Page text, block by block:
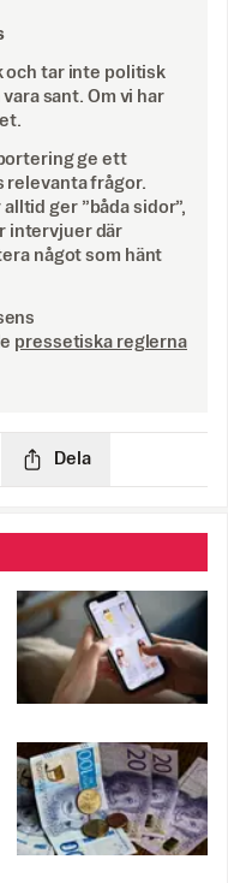
och tar inte politisk
sant. Om vi har
ge ett
relevanta frågor.
ger ”båda sidor”,
intervjuer där
något som hänt
pressetiska reglerna
Dela